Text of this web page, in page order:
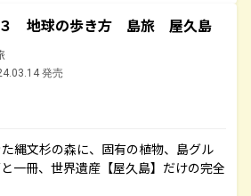
地球の歩き方 島旅 屋久島
発売
縄文杉の森に、固有の植物、島グル
一冊、世界遺産【屋久島】だけの完全